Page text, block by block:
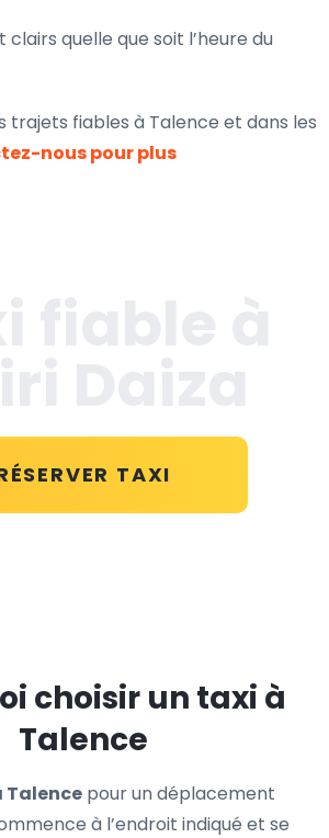
quelle que soit l’heure du
trajets fiables à Talence et dans les
nous pour plus
TAXI
choisir un taxi à
Talence
Talence pour un déplacement
à l’endroit indiqué et se